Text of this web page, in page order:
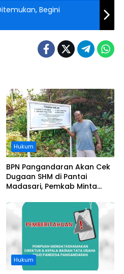
Begini
Hukum
BPN Pangandaran Akan Cek
Dugaan SHM di Pantai
Madasari, Pemkab Minta
Hukum